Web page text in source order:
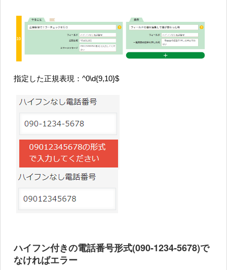
指定した正規表現：^0\d{9,10}$
ハイフン付きの電話番号形式(090-1234-5678)で
なければエラー